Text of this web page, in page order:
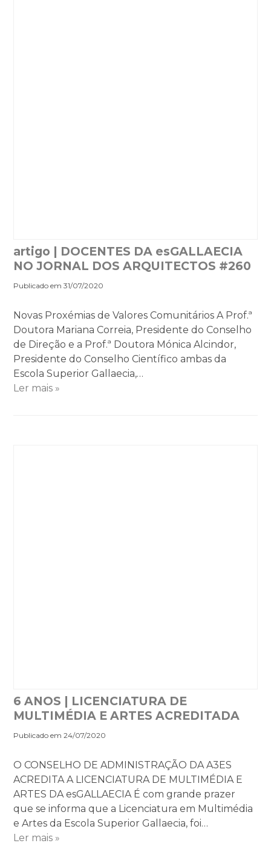
artigo | DOCENTES DA esGALLAECIA
NO JORNAL DOS ARQUITECTOS #260
Publicado em 31/07/2020
Novas Proxémias de Valores Comunitários A Prof.ª
Doutora Mariana Correia, Presidente do Conselho
de Direção e a Prof.ª Doutora Mónica Alcindor,
Presidente do Conselho Científico ambas da
Escola Superior Gallaecia,…
Ler mais »
6 ANOS | LICENCIATURA DE
MULTIMÉDIA E ARTES ACREDITADA
Publicado em 24/07/2020
O CONSELHO DE ADMINISTRAÇÃO DA A3ES
ACREDITA A LICENCIATURA DE MULTIMÉDIA E
ARTES DA esGALLAECIA É com grande prazer
que se informa que a Licenciatura em Multimédia
e Artes da Escola Superior Gallaecia, foi…
Ler mais »